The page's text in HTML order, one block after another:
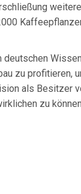
deutschen
zu profitieren,
als Besitzer
zu